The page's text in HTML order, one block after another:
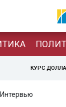
КУРС
Интервью